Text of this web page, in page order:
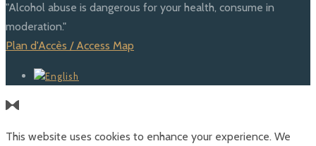
"Alcohol abuse is dangerous for your health, consume in
moderation."
Plan d'Accès / Access Map
This website uses cookies to enhance your experience. We